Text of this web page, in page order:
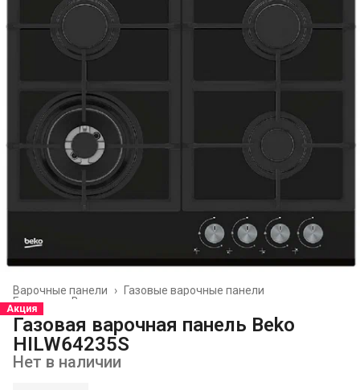
Газовые варочные панели
Варочные панели
›
Встраиваемая техника
Главная
Акция
Газовая варочная панель Beko
HILW64235S
Нет в наличии